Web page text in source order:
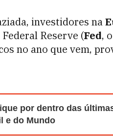
investidores na
Reserve (Fed,
no ano que vem,
por dentro das
e do Mundo